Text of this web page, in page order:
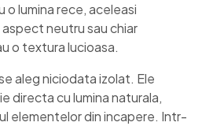
o lumina rece, aceleasi
neutru sau chiar
o textura lucioasa.
aleg niciodata izolat. Ele
directa cu lumina naturala,
elementelor din incapere. Intr-